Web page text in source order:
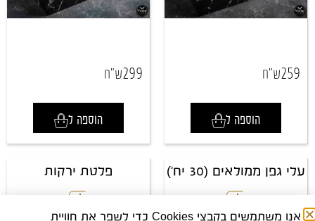
259ש"ח
הוספה ל
299ש"ח
הוספה ל
עלי גפן ממולאים (30 יח') פלטת ירקות
אנו משתמשים בקבצי Cookies כדי לשפר את חוויית